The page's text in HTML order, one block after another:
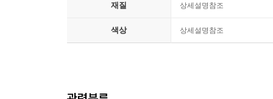
재질 상세설명참조
색상 상세설명참조